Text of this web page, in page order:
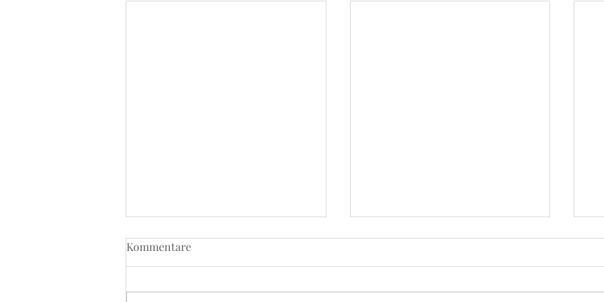
Kommentare